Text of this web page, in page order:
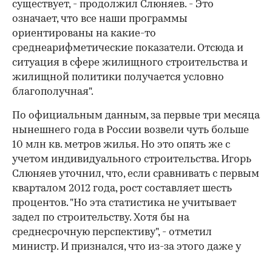
существует, - продолжил Слюняев. - Это
означает, что все наши программы
ориентированы на какие-то
среднеарифметические показатели. Отсюда и
ситуация в сфере жилищного строительства и
жилищной политики получается условно
благополучная".
00:00 / 00:00
По официальным данным, за первые три месяца
нынешнего года в России возвели чуть больше
10 млн кв. метров жилья. Но это опять же с
учетом индивидуального строительства. Игорь
Слюняев уточнил, что, если сравнивать с первым
кварталом 2012 года, рост составляет шесть
процентов. "Но эта статистика не учитывает
задел по строительству. Хотя бы на
среднесрочную перспективу", - отметил
министр. И признался, что из-за этого даже у